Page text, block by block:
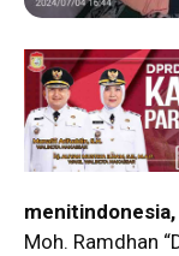
menitindonesia,
Moh. Ramdhan